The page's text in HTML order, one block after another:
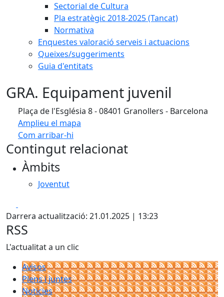
Sectorial de Cultura
Pla estratègic 2018-2025 (Tancat)
Normativa
Enquestes valoració serveis i actuacions
Queixes/suggeriments
Guia d'entitats
GRA. Equipament juvenil
Plaça de l'Església 8 - 08401 Granollers - Barcelona
Amplieu el mapa
Com arribar-hi
+
−
Contingut relacionat
Àmbits
Joventut
Darrera actualització: 21.01.2025 | 13:23
RSS
L'actualitat a un clic
Avisos
Plens i juntes
Noticies